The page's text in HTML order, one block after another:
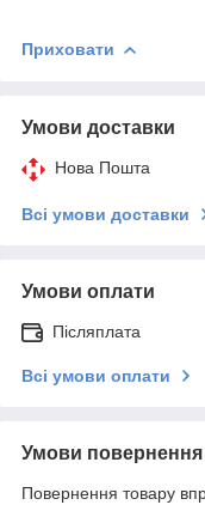
Приховати
Умови доставки
Нова Пошта
Всі умови доставки
Умови оплати
Післяплата
Всі умови оплати
Умови повернення
Повернення товару